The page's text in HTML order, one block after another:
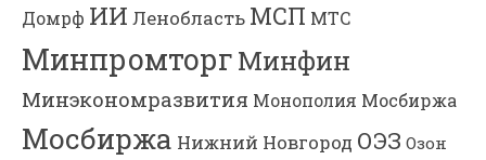
Домрф ИИ Ленобласть МСП МТС
МинпромторгМинфин
Минэкономразвития Монополия Мосбиржа
Мосбиржа Нижний Новгород ОЭЗ Озон